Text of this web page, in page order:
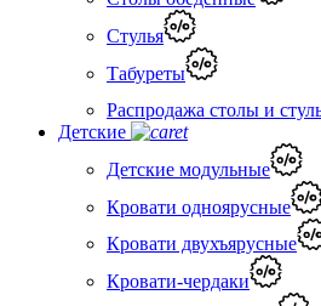
Стулья
Табуреты
Распродажа столы и
Детские
Детские модульные
Кровати одноярусные
Кровати двухъярусные
Кровати-чердаки